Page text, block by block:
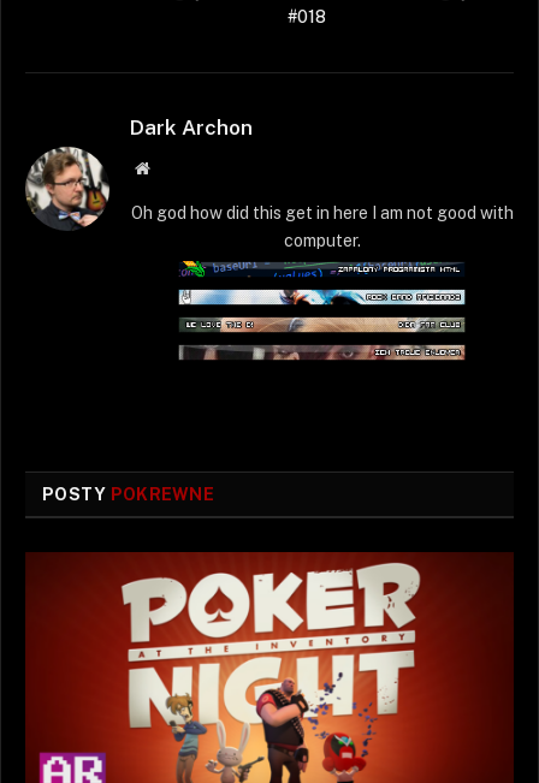
#018
Dark Archon
Strona
Oh god how did this get in here I am not good with
computer.
POSTY POKREWNE